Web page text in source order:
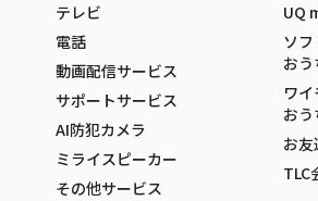
テレビ
電話
動画配信サービス
サポートサービス
AI防犯カメラ
ミライスピーカー
その他サービス
UQ
ソ
おう
ワ
おう
お
TLC